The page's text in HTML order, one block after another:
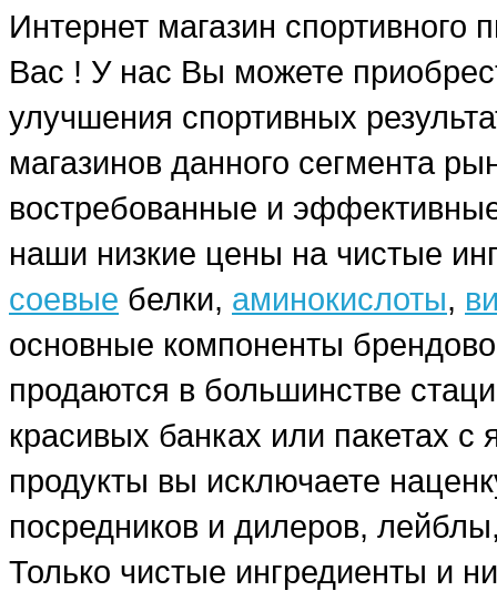
Интернет магазин спортивного
Вас ! У нас Вы можете
улучшения спортивных
магазинов данного сегмента
востребованные и
наши низкие цены на чистые
соевые белки, аминокислоты,
основные компоненты
продаются в большинстве
красивых банках или пакетах
продукты вы исключаете
посредников и дилеров,
Только чистые ингредиенты и